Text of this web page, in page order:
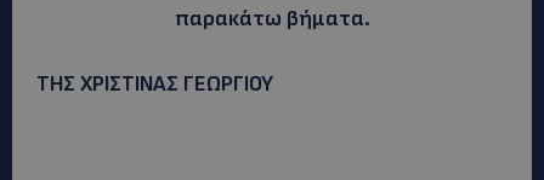
παρακάτω βήματα.
ΤΗΣ ΧΡΙΣΤΙΝΑΣ ΓΕΩΡΓΙΟΥ